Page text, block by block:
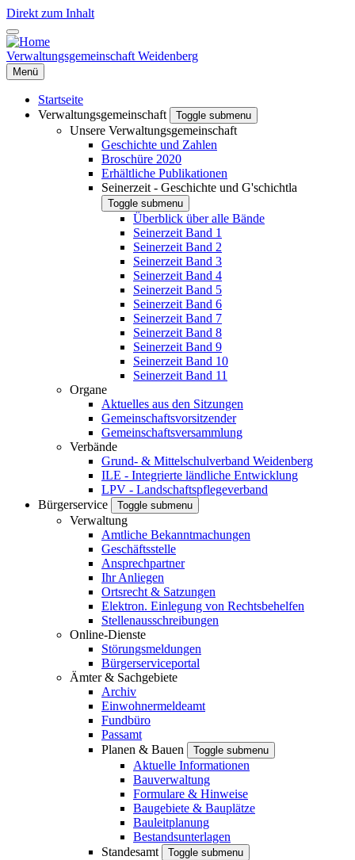
Direkt zum Inhalt
Verwaltungsgemeinschaft Weidenberg
Menü
Startseite
Verwaltungsgemeinschaft
Toggle submenu
Unsere Verwaltungsgemeinschaft
Geschichte und Zahlen
Broschüre 2020
Erhältliche Publikationen
Seinerzeit - Geschichte und G'schichtla
Toggle submenu
Überblick über alle Bände
Seinerzeit Band 1
Seinerzeit Band 2
Seinerzeit Band 3
Seinerzeit Band 4
Seinerzeit Band 5
Seinerzeit Band 6
Seinerzeit Band 7
Seinerzeit Band 8
Seinerzeit Band 9
Seinerzeit Band 10
Seinerzeit Band 11
Organe
Aktuelles aus den Sitzungen
Gemeinschaftsvorsitzender
Gemeinschaftsversammlung
Verbände
Grund- & Mittelschulverband Weidenberg
ILE - Integrierte ländliche Entwicklung
LPV - Landschaftspflegeverband
Bürgerservice
Toggle submenu
Verwaltung
Amtliche Bekanntmachungen
Geschäftsstelle
Ansprechpartner
Ihr Anliegen
Ortsrecht & Satzungen
Elektron. Einlegung von Rechtsbehelfen
Stellenausschreibungen
Online-Dienste
Störungsmeldungen
Bürgerserviceportal
Ämter & Sachgebiete
Archiv
Einwohnermeldeamt
Fundbüro
Passamt
Planen & Bauen
Toggle submenu
Aktuelle Informationen
Bauverwaltung
Formulare & Hinweise
Baugebiete & Bauplätze
Bauleitplanung
Bestandsunterlagen
Standesamt
Toggle submenu